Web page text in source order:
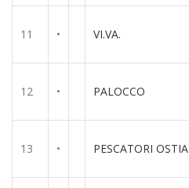
11 • VI.VA.
12 • PALOCCO
13 • PESCATORI OSTIA